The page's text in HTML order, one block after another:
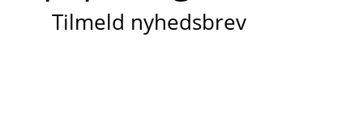
Tilmeld nyhedsbrev